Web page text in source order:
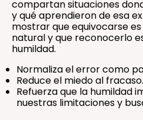
compartan situaciones
y qué aprendieron de esa
mostrar que equivocarse
natural y que reconocerlo
humildad.
Normaliza el error como
Reduce el miedo al fracaso.
Refuerza que la humildad
nuestras limitaciones y